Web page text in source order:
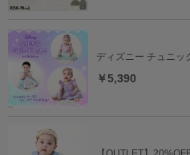
ディズニー チュニッ
￥5,390